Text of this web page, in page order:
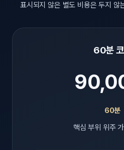
표시되지 않은 별도 비용은 두지 않
60분
60분
핵심 부위 위주